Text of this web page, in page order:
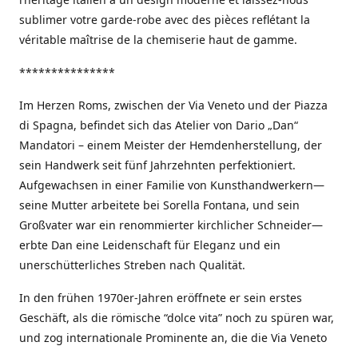
sublimer votre garde-robe avec des pièces reflétant la
véritable maîtrise de la chemiserie haut de gamme.
***************
Im Herzen Roms, zwischen der Via Veneto und der Piazza
di Spagna, befindet sich das Atelier von Dario „Dan“
Mandatori – einem Meister der Hemdenherstellung, der
sein Handwerk seit fünf Jahrzehnten perfektioniert.
Aufgewachsen in einer Familie von Kunsthandwerkern—
seine Mutter arbeitete bei Sorella Fontana, und sein
Großvater war ein renommierter kirchlicher Schneider—
erbte Dan eine Leidenschaft für Eleganz und ein
unerschütterliches Streben nach Qualität.
In den frühen 1970er-Jahren eröffnete er sein erstes
Geschäft, als die römische “dolce vita” noch zu spüren war,
und zog internationale Prominente an, die die Via Veneto